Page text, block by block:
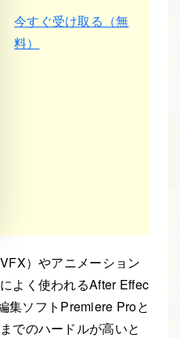
今すぐ受け取る（無
料）
）やアニメーション
よく使われるAfter Effec
集ソフトPremiere Proと
でのハードルが高いと